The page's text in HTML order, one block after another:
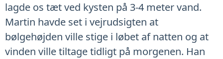
lagde os tæt ved kysten på 3-4 meter vand.
Martin havde set i vejrudsigten at
bølgehøjden ville stige i løbet af natten og at
vinden ville tiltage tidligt på morgenen. Han